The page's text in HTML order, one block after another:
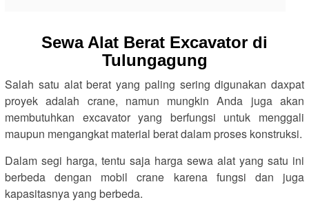
Sewa Alat Berat Excavator di
Tulungagung
Salah satu alat berat yang paling sering digunakan daxpat
proyek adalah crane, namun mungkin Anda juga akan
membutuhkan excavator yang berfungsi untuk menggali
maupun mengangkat material berat dalam proses konstruksi.
Dalam segi harga, tentu saja harga sewa alat yang satu ini
berbeda dengan mobil crane karena fungsi dan juga
kapasitasnya yang berbeda.